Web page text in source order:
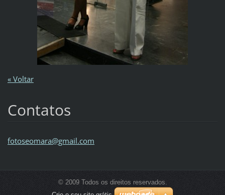
« Voltar
Contatos
fotoseomara@gmail.com
© 2009 Todos os direitos reservados.